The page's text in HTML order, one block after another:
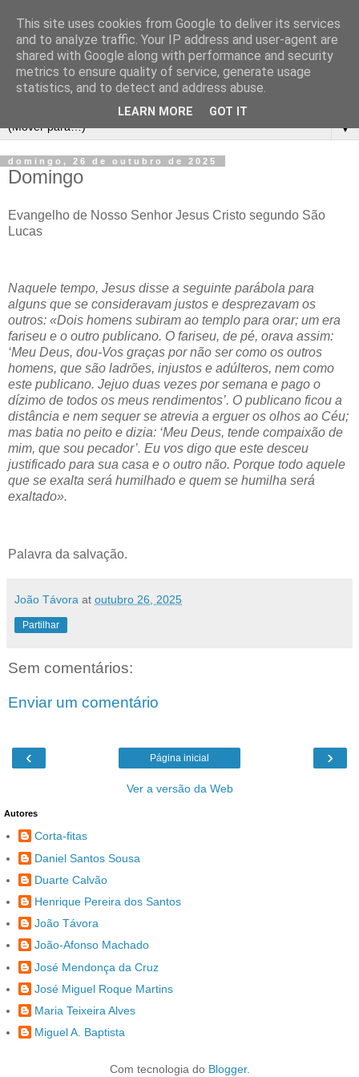
▼
domingo, 26 de outubro de 2025
Domingo
Evangelho de Nosso Senhor Jesus Cristo segundo São
Lucas
Naquele tempo, Jesus disse a seguinte parábola para
alguns que se consideravam justos e desprezavam os
outros: «Dois homens subiram ao templo para orar; um era
fariseu e o outro publicano. O fariseu, de pé, orava assim:
‘Meu Deus, dou-Vos graças por não ser como os outros
homens, que são ladrões, injustos e adúlteros, nem como
este publicano. Jejuo duas vezes por semana e pago o
dízimo de todos os meus rendimentos’. O publicano ficou a
distância e nem sequer se atrevia a erguer os olhos ao Céu;
mas batia no peito e dizia: ‘Meu Deus, tende compaixão de
mim, que sou pecador’. Eu vos digo que este desceu
justificado para sua casa e o outro não. Porque todo aquele
que se exalta será humilhado e quem se humilha será
exaltado».
Palavra da salvação.
João Távora at outubro 26, 2025
Partilhar
Sem comentários:
Enviar um comentário
‹ ›
Página inicial
Ver a versão da Web
Autores
Corta-fitas
Daniel Santos Sousa
Duarte Calvão
Henrique Pereira dos Santos
João Távora
João-Afonso Machado
José Mendonça da Cruz
José Miguel Roque Martins
Maria Teixeira Alves
Miguel A. Baptista
Com tecnologia do Blogger.
This site uses cookies from Google to deliver its services
and to analyze traffic. Your IP address and user-agent are
shared with Google along with performance and security
metrics to ensure quality of service, generate usage
statistics, and to detect and address abuse.
LEARN MORE GOT IT